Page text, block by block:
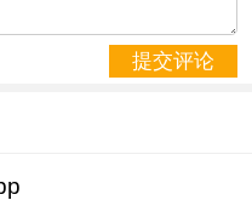
趋势、收入明细等关
提交评论